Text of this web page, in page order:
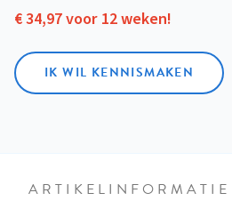
€ 34,97 voor 12 weken!
IK WIL KENNISMAKEN
ARTIKELINFORMATIE